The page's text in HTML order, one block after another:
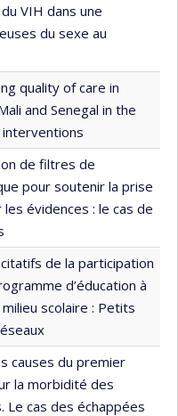
VIH dans une
du sexe au
quality of care in
and Senegal in the
de filtres de
pour soutenir la prise
évidences : le cas de
de la participation
d’éducation à
scolaire : Petits
causes du premier
la morbidité des
cas des échappées